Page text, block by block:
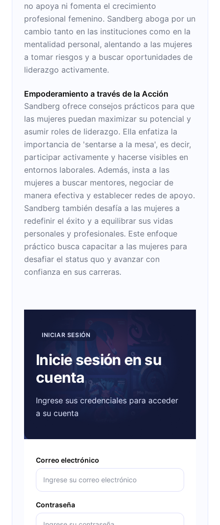
no apoya ni fomenta el crecimiento
profesional femenino. Sandberg aboga por un
cambio tanto en las instituciones como en la
mentalidad personal, alentando a las mujeres
a tomar riesgos y a buscar oportunidades de
liderazgo activamente.
Empoderamiento a través de la Acción
Sandberg ofrece consejos prácticos para que
las mujeres puedan maximizar su potencial y
asumir roles de liderazgo. Ella enfatiza la
importancia de 'sentarse a la mesa', es decir,
participar activamente y hacerse visibles en
entornos laborales. Además, insta a las
mujeres a buscar mentores, negociar de
manera efectiva y establecer redes de apoyo.
Sandberg también desafía a las mujeres a
redefinir el éxito y a equilibrar sus vidas
personales y profesionales. Este enfoque
práctico busca capacitar a las mujeres para
desafiar el status quo y avanzar con
confianza en sus carreras.
INICIAR SESIÓN
Inicie sesión en su
cuenta
Ingrese sus credenciales para acceder
a su cuenta
Correo electrónico
Contraseña